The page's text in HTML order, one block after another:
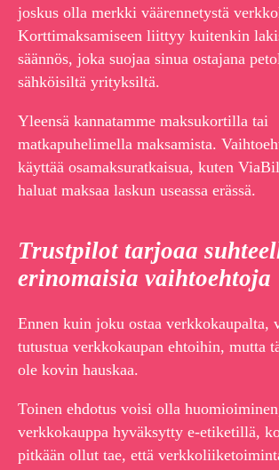
joskus olla merkki väärennetystä
Korttimaksamiseen liittyy kuitenkin
säännös, joka suojaa sinua ostajana
sähköisiltä yrityksiltä.
Yleensä kannatamme maksukortilla tai
matkapuhelimella maksamista.
käyttää osamaksuratkaisua, kuten
haluat maksaa laskun useassa erässä.
Trustpilot tarjoaa
erinomaisia vaihtoehtoja
Ennen kuin joku ostaa verkkokaupalta,
tutustua verkkokaupan ehtoihin, mutta
ole kovin hauskaa.
Toinen ehdotus voisi olla
verkkokauppa hyväksytty e-etiketillä,
pitkään ollut tae, että